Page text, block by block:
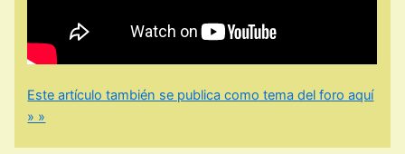
Este artículo también se publica como tema del foro aquí
» »